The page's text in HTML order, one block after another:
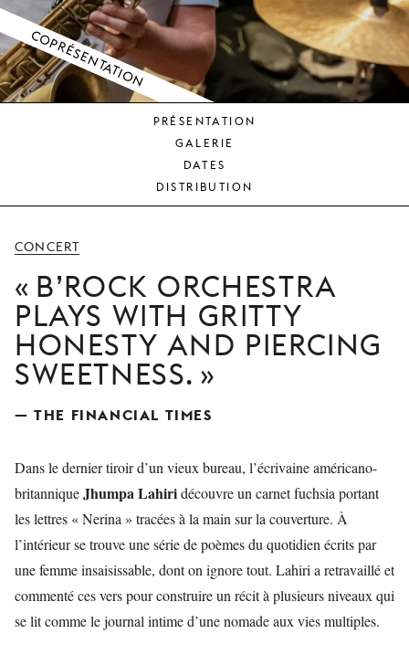
JEUNE
PUBLIC
LA
MONNAIE
SOUTENIR
COPRÉSENTATION
PRÉSENTATION
GALERIE
DATES
DISTRIBUTION
CONCERT
B’ROCK ORCHESTRA
PLAYS WITH GRITTY
HONESTY AND PIERCING
SWEETNESS.
— THE FINANCIAL TIMES
Dans le dernier tiroir d’un vieux bureau, l’écrivaine américano-
britanniqueJhumpa Lahiridécouvre un carnet fuchsia portant
les lettres « Nerina » tracées à la main sur la couverture. À
l’intérieur se trouve une série de poèmes du quotidien écrits par
une femme insaisissable, dont on ignore tout. Lahiri a retravaillé et
commenté ces vers pour construire un récit à plusieurs niveaux qui
se lit comme le journal intime d’une nomade aux vies multiples.